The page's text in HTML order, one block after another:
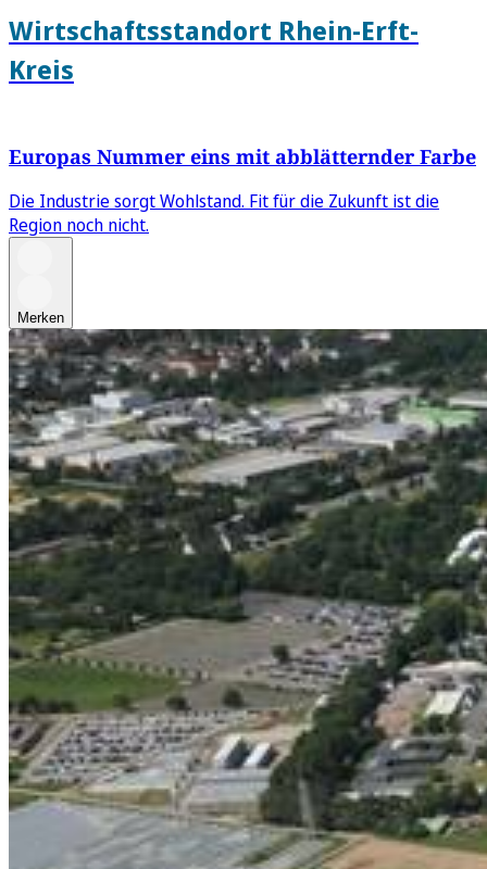
Wirtschaftsstandort Rhein-Erft-
Kreis
Europas Nummer eins mit abblätternder Farbe
Die Industrie sorgt Wohlstand. Fit für die Zukunft ist die
Region noch nicht.
Merken